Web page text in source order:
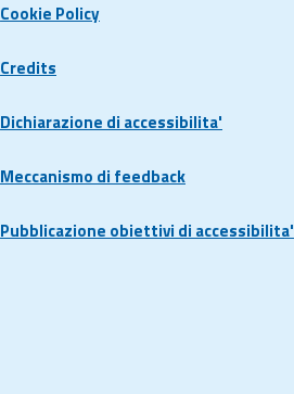
Cookie Policy
Credits
Dichiarazione di accessibilita'
Meccanismo di feedback
Pubblicazione obiettivi di accessibilita'